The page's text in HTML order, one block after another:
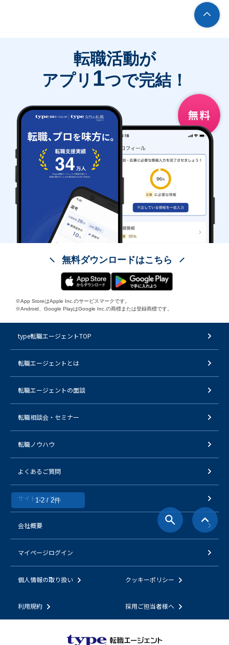
1-2 / 2件
転職活動が
アプリ 1つで完結！
無料ダウンロードはこちら
※App StoreはApple Inc.のサービスマークです。
※Android、Google PlayはGoogle Inc.の商標または登録商標です。
type転職エージェントTOP
転職エージェントとは
転職エージェントの面談
転職相談会・セミナー
転職ノウハウ
よくあるご質問
サイトマップ
会社概要
マイページログイン
個人情報の取り扱い クッキーポリシー
利用規約 採用ご担当者様へ